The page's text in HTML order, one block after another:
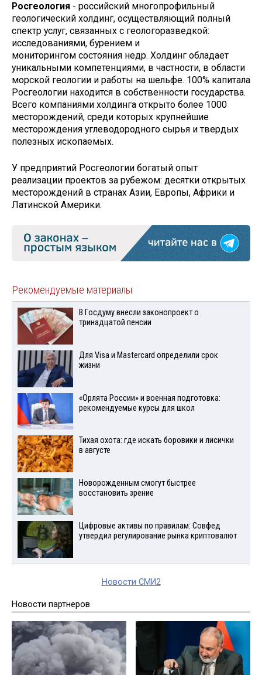
Росгеология - российский многопрофильный
геологический холдинг, осуществляющий полный
спектр услуг, связанных с геологоразведкой:
исследованиями, бурением и
мониторингом состояния недр. Холдинг обладает
уникальными компетенциями, в частности, в области
морской геологии и работы на шельфе. 100% капитала
Росгеологии находится в собственности государства.
Всего компаниями холдинга открыто более 1000
месторождений, среди которых крупнейшие
месторождения углеводородного сырья и твердых
полезных ископаемых.
У предприятий Росгеологии богатый опыт
реализации проектов за рубежом: десятки открытых
месторождений в странах Азии, Европы, Африки и
Латинской Америки.
Рекомендуемые материалы
В Госдуму внесли законопроект о
тринадцатой пенсии
Для Visа и Mastercard определили срок
жизни
«Орлята России» и военная подготовка:
рекомендуемые курсы для школ
Тихая охота: где искать боровики и лисички
в августе
Новорожденным смогут быстрее
восстановить зрение
Цифровые активы по правилам: Совфед
утвердил регулирование рынка криптовалют
Новости СМИ2
Новости партнеров